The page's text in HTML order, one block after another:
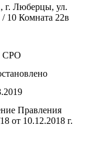
г. Люберцы, ул.
10 Комната 22в
СРО
Правления
от 10.12.2018 г.